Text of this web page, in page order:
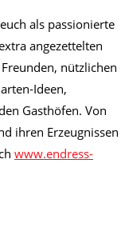
als passionierte
angezettelten
nützlichen
Ideen,
Gasthöfen. Von
ihren Erzeugnissen
www.endress-